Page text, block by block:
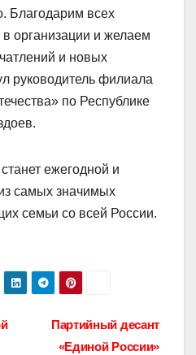
Благодарим всех
организации и желаем
и новых
руководитель филиала
по Республике
ежегодной и
самых значимых
семьи со всей России.
Партийный десант
«Единой России»